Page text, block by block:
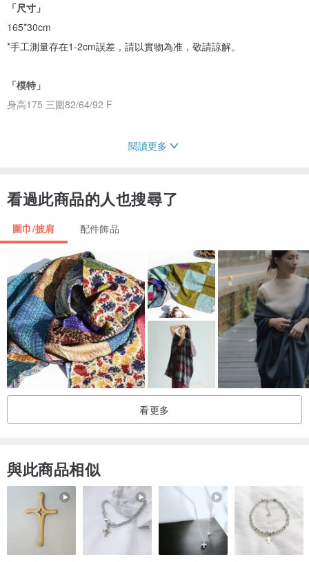
「尺寸」
165*30cm
*手工測量存在1-2cm誤差，請以實物為准，敬請諒解。
「模特」
身高175 三圍82/64/92 F
感謝您的包容與理解
/由於商品經長途運輸可能出現輕微摺痕等現象，收貨後可放置通風一
下再上身
/禮貌諮詢 理智購物 買賣自由
拍下商品即默認上述 為了您的權益 請在購買前仔細閱讀
如在穿著中有任何疑問 歡迎諮詢設計師
閱讀更多
看過此商品的人也搜尋了
圍巾/披肩 配件飾品
看更多
與此商品相似